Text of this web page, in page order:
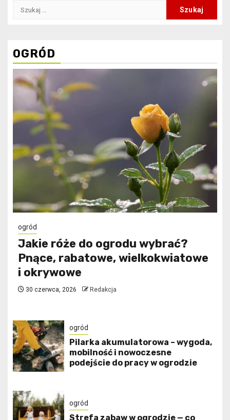
Szukaj:
OGRÓD
ogród
Jakie róże do ogrodu wybrać?
Pnące, rabatowe, wielkokwiatowe
i okrywowe
30 czerwca, 2026 Redakcja
ogród
Pilarka akumulatorowa – wygoda,
mobilność i nowoczesne
podejście do pracy w ogrodzie
ogród
Strefa zabaw w ogrodzie — co